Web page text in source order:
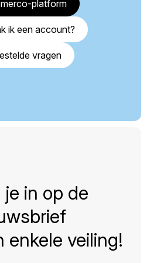
platform
ik een account?
vragen
in op de
enkele veiling!